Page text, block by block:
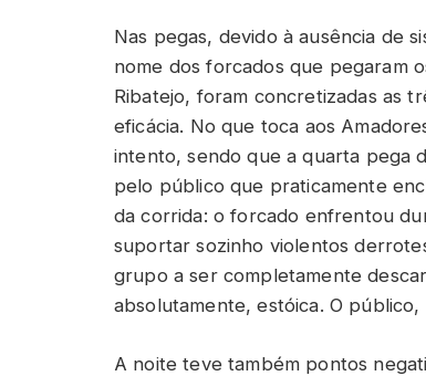
Nas pegas, devido à ausência de
nome dos forcados que pegaram
Ribatejo, foram concretizadas as
eficácia. No que toca aos
intento, sendo que a quarta pega
pelo público que praticamente
da corrida: o forcado enfrentou
suportar sozinho violentos
grupo a ser completamente
absolutamente, estóica. O
A noite teve também pontos